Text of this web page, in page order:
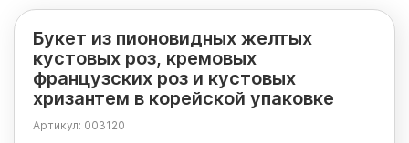
Букет из пионовидных желтых
кустовых роз, кремовых
французских роз и кустовых
хризантем в корейской упаковке
Артикул: 003120